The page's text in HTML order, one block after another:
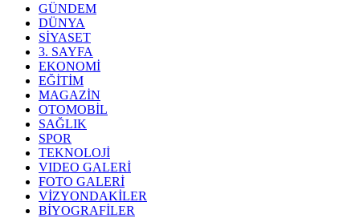
GÜNDEM
DÜNYA
SİYASET
3. SAYFA
EKONOMİ
EĞİTİM
MAGAZİN
OTOMOBİL
SAĞLIK
SPOR
TEKNOLOJİ
VIDEO GALERİ
FOTO GALERİ
VİZYONDAKİLER
BİYOGRAFİLER